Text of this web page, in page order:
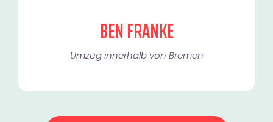
BEN FRANKE
Umzug innerhalb von Bremen​